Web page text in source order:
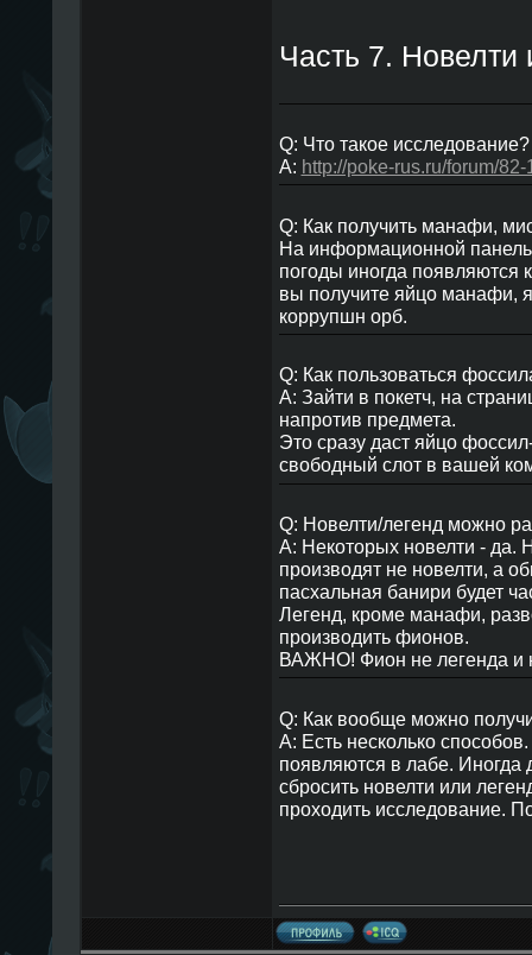
Часть 7. Новелти
Q: Что такое исследование?
A: http://poke-rus.ru/forum/82-
Q: Как получить манафи,
На информационной
погоды иногда появляются
вы получите яйцо манафи,
коррупшн орб.
Q: Как пользоваться
A: Зайти в покетч, на
напротив предмета.
Это сразу даст яйцо
свободный слот в вашей
Q: Новелти/легенд можно
A: Некоторых новелти - да.
производят не новелти, а
пасхальная банири будет
Легенд, кроме манафи,
производить фионов.
ВАЖНО! Фион не легенда и
Q: Как вообще можно
A: Есть несколько
появляются в лабе. Иногда
сбросить новелти или
проходить исследование.